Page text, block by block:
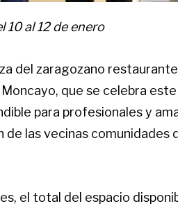
10 al 12 de enero
del zaragozano
que se celebra
para profesionales y
las vecinas comunidades
el total del espacio